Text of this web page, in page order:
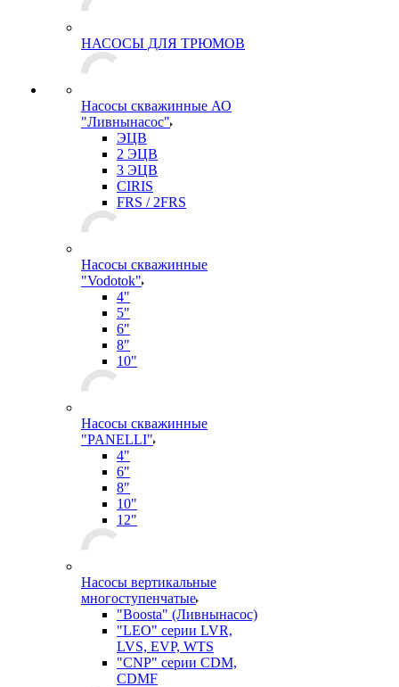
НАСОСЫ ДЛЯ ТРЮМОВ
Насосы скважинные АО
"Ливнынасос"
ЭЦВ
2 ЭЦВ
3 ЭЦВ
CIRIS
FRS / 2FRS
Насосы скважинные
"Vodotok"
4"
5"
6"
8"
10"
Насосы скважинные
"PANELLI"
4"
6"
8"
10"
12"
Насосы вертикальные
многоступенчатые
"Boosta" (Ливнынасос)
"LEO" серии LVR,
LVS, EVP, WTS
"CNP" серии CDM,
CDMF